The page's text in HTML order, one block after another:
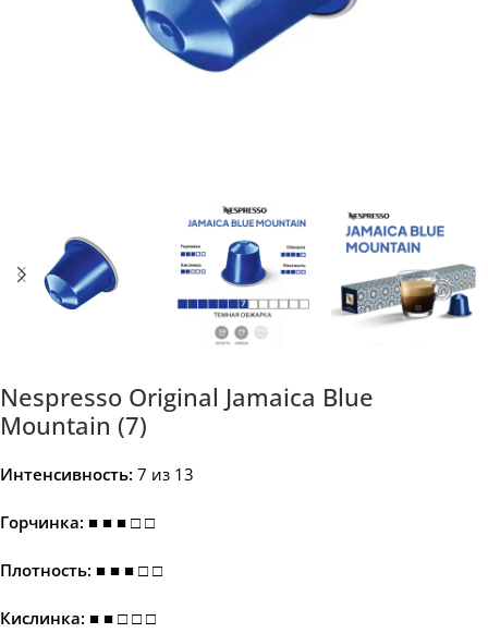
Nespresso Original Jamaica Blue
Mountain (7)
Интенсивность: 7 из 13
Горчинка: ■ ■ ■ □ □
Плотность: ■ ■ ■ □ □
Кислинка: ■ ■ □ □ □